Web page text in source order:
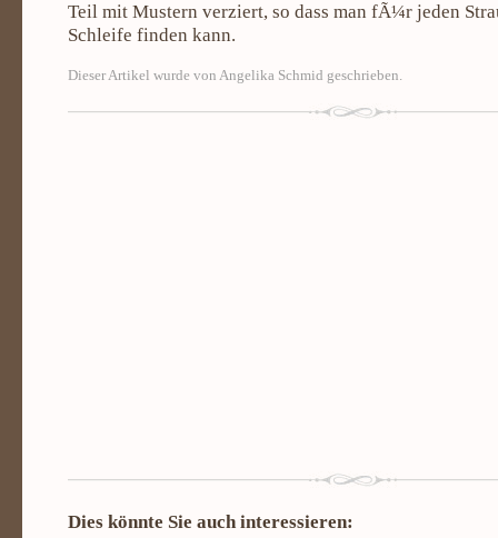
Teil mit Mustern verziert, so dass man fÃ¼r jeden
Schleife finden kann.
Dieser Artikel wurde von Angelika Schmid geschrieben.
Dies könnte Sie auch interessieren: